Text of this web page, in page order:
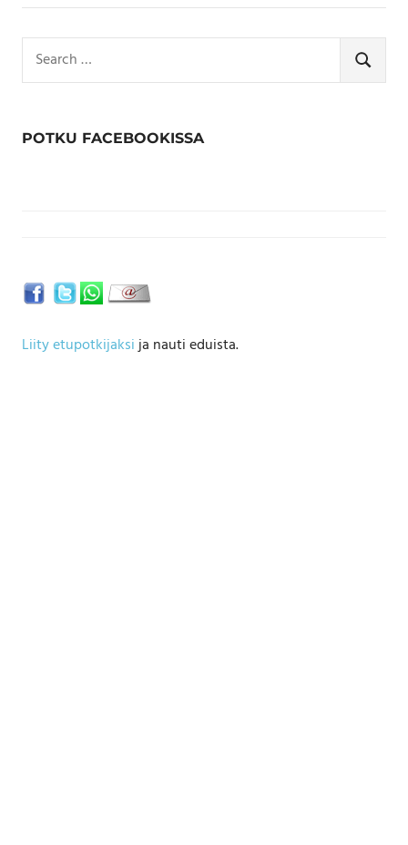
for:
SEARCH
POTKU FACEBOOKISSA
Liity etupotkijaksija nauti eduista.